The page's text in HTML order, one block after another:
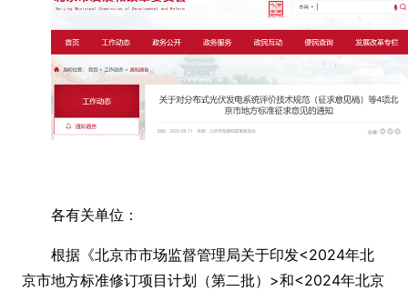
各有关单位：
根据《北京市市场监督管理局关于印发<2024年北
京市地方标准修订项目计划（第二批）>和<2024年北京